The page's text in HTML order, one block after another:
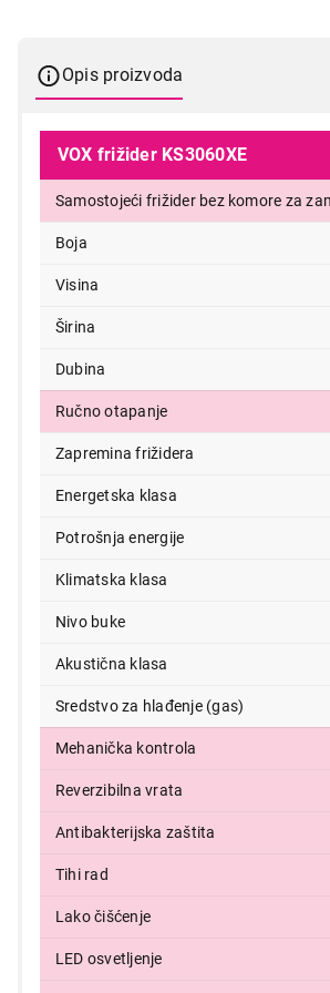
Opis proizvoda
VOX frižider KS3060XE
Samostojeći frižider bez komore za
Boja
Visina
Širina
Dubina
Ručno otapanje
Zapremina frižidera
Energetska klasa
Potrošnja energije
Klimatska klasa
Nivo buke
Akustična klasa
Sredstvo za hlađenje (gas)
Mehanička kontrola
Reverzibilna vrata
Antibakterijska zaštita
Tihi rad
Lako čišćenje
LED osvetljenje